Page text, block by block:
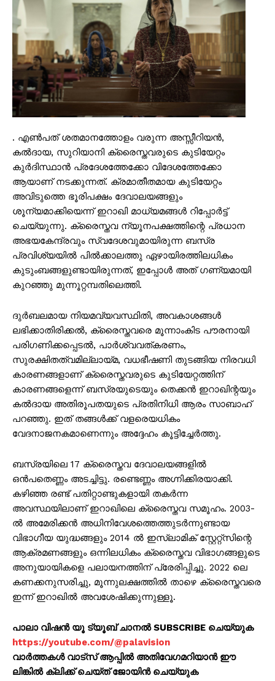
. എൺപത് ശതമാനത്തോളം വരുന്ന അസ്സീറിയൻ,
കൽദായ, സുറിയാനി ക്രൈസ്തവരുടെ കുടിയേറ്റം
കുർദിസ്ഥാൻ പ്രദേശത്തേക്കോ വിദേശത്തേക്കോ
ആയാണ് നടക്കുന്നത്. ക്രമാതീതമായ കുടിയേറ്റം
അവിടുത്തെ ഭൂരിപക്ഷം ദേവാലയങ്ങളും
ശൂന്യമാക്കിയെന്ന് ഇറാഖി മാധ്യമങ്ങൾ റിപ്പോർട്ട്
ചെയ്യുന്നു. ക്രൈസ്തവ ന്യൂനപക്ഷത്തിന്റെ പ്രധാന
അഭയകേന്ദ്രവും സ്വദേശവുമായിരുന്ന ബസ്ര
പ്രവിശ്യയിൽ പിൽക്കാലത്തു ഏഴായിരത്തിലധികം
കുടുംബങ്ങളുണ്ടായിരുന്നത്, ഇപ്പോൾ അത് ഗണ്യമായി
കുറഞ്ഞു മുന്നൂറ്റമ്പതിലെത്തി.
ദുർബലമായ നിയമവ്യവസ്ഥിതി, അവകാശങ്ങൾ
ലഭിക്കാതിരിക്കൽ, ക്രൈസ്തവരെ മൂന്നാംകിട പൗരനായി
പരിഗണിക്കപ്പെടൽ, പാർശ്വവത്കരണം,
സുരക്ഷിതത്വമില്ലായ്മ, വധഭീഷണി തുടങ്ങിയ നിരവധി
കാരണങ്ങളാണ് ക്രൈസ്തവരുടെ കുടിയേറ്റത്തിന്
കാരണങ്ങളെന്ന് ബസ്രയുടെയും തെക്കൻ ഇറാഖിന്റയും
കൽദായ അതിരൂപതയുടെ പ്രതിനിധി ആരം സാബാഹ്
പറഞ്ഞു. ഇത് തങ്ങൾക്ക് വളരെയധികം
വേദനാജനകമാണെന്നും അദ്ദേഹം കൂട്ടിച്ചേർത്തു.
ബസ്രയിലെ 17 ക്രൈസ്തവ ദേവാലയങ്ങളിൽ
ഒൻപതെണ്ണം അടച്ചിട്ടു. രണ്ടെണ്ണം അഗ്നിക്കിരയാക്കി.
കഴിഞ്ഞ രണ്ട് പതിറ്റാണ്ടുകളായി തകർന്ന
അവസ്ഥയിലാണ് ഇറാഖിലെ ക്രൈസ്തവ സമൂഹം. 2003-
ൽ അമേരിക്കൻ അധിനിവേശത്തെത്തുടർന്നുണ്ടായ
വിഭാഗീയ യുദ്ധങ്ങളും 2014 ൽ ഇസ്‌ലാമിക് സ്റ്റേറ്റ്സിന്റെ
ആക്രമണങ്ങളും ഒന്നിലധികം ക്രൈസ്തവ വിഭാഗങ്ങളുടെ
അനുയായികളെ പലായനത്തിന് പ്രേരിപ്പിച്ചു. 2022 ലെ
കണക്കനുസരിച്ചു, മൂന്നുലക്ഷത്തിൽ താഴെ ക്രൈസ്തവരെ
ഇന്ന് ഇറാഖിൽ അവശേഷിക്കുന്നുള്ളൂ.
പാലാ വിഷൻ യൂ ട്യൂബ് ചാനൽ SUBSCRIBE ചെയ്യുക
https://youtube.com/@palavision
വാർത്തകൾ വാട്സ് ആപ്പിൽ അതിവേഗമറിയാൻ ഈ
ലിങ്കിൽ ക്ലിക്ക് ചെയ്ത് ജോയിൻ ചെയ്യുക